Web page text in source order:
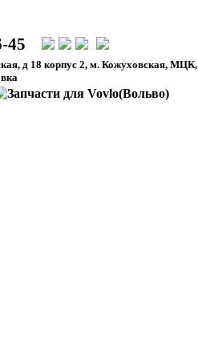
45
д 18 корпус 2, м. Кожуховская, МЦК,